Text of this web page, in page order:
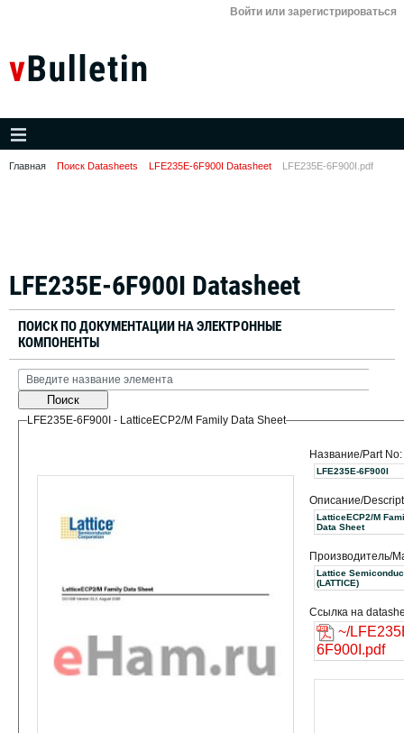
Войти или зарегистрироваться
Главная Поиск Datasheets LFE235E-6F900I Datasheet LFE235E-6F900I.pdf
LFE235E-6F900I Datasheet
ПОИСК ПО ДОКУМЕНТАЦИИ НА ЭЛЕКТРОННЫЕ
КОМПОНЕНТЫ
Поиск
LFE235E-6F900I - LatticeECP2/M Family Data Sheet
Название/Part No:
LFE235E-6F900I
Описание/
LatticeECP2/M
Data Sheet
Производитель/
Lattice
(LATTICE)
Ссылка на
~/
6F900I.pdf